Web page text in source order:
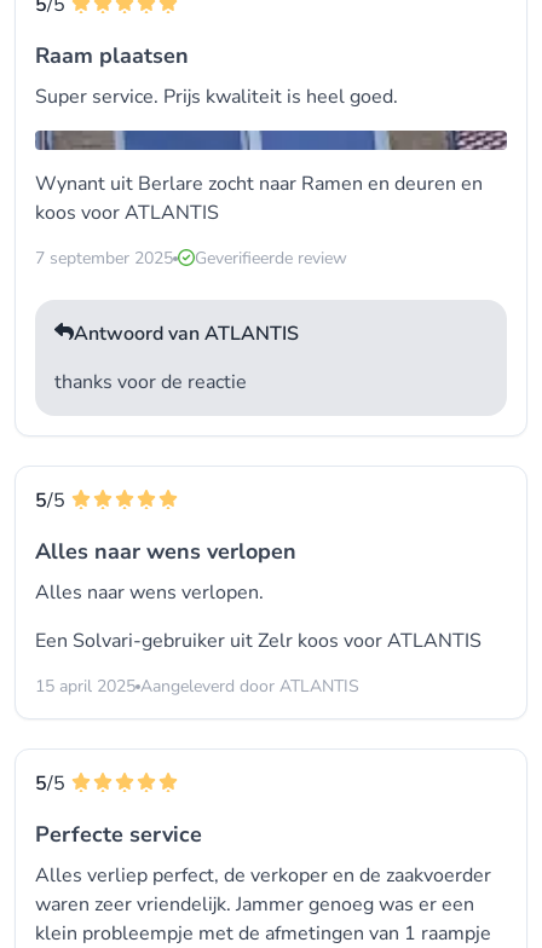
Raam plaatsen
Super service. Prijs kwaliteit is heel goed.
Wynant uit Berlare zocht naar Ramen en deuren en
koos voorATLANTIS
7 september 2025 Geverifieerde review
Antwoord van ATLANTIS
thanks voor de reactie
5/5
Alles naar wens verlopen
Alles naar wens verlopen.
Een Solvari-gebruiker uit Zelr koos voorATLANTIS
15 april 2025 Aangeleverd door ATLANTIS
5/5
Perfecte service
Alles verliep perfect, de verkoper en de zaakvoerder
waren zeer vriendelijk. Jammer genoeg was er een
klein probleempje met de afmetingen van 1 raampje